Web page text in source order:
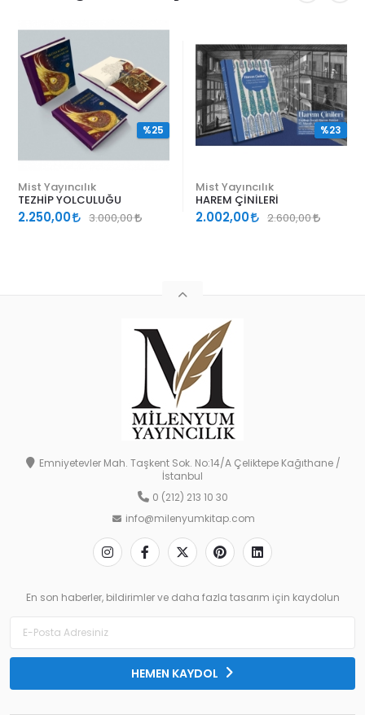
Mist Yayıncılık
TEZHİP YOLCULUĞU
2.250,00 3.000,00
%25
Mist Yayıncılık
HAREM ÇİNİLERİ
2.002,00 2.600,00
%23
Emniyetevler Mah. Taşkent Sok. No:14/A Çeliktepe Kağıthane /
İstanbul
0 (212) 213 10 30
info@milenyumkitap.com
En son haberler, bildirimler ve daha fazla tasarım için kaydolun
HEMEN KAYDOL